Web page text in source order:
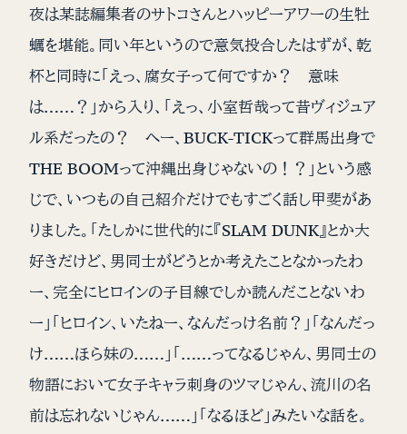
夜は某誌編集者のサトコさんとハッピーアワーの生牡
蠣を堪能。同い年というので意気投合したはずが、乾
杯と同時に「えっ、腐女子って何ですか？ 意味
は……？」から入り、「えっ、小室哲哉って昔ヴィジュア
ル系だったの？ へー、BUCK-TICKって群馬出身で
THE BOOMって沖縄出身じゃないの！？」という感
じで、いつもの自己紹介だけでもすごく話し甲斐があ
りました。「たしかに世代的に『SLAM DUNK』とか大
好きだけど、男同士がどうとか考えたことなかったわ
ー、完全にヒロインの子目線でしか読んだことないわ
ー」「ヒロイン、いたねー、なんだっけ名前？」「なんだっ
け……ほら妹の……」「……ってなるじゃん、男同士の
物語において女子キャラ刺身のツマじゃん、流川の名
前は忘れないじゃん……」「なるほど」みたいな話を。